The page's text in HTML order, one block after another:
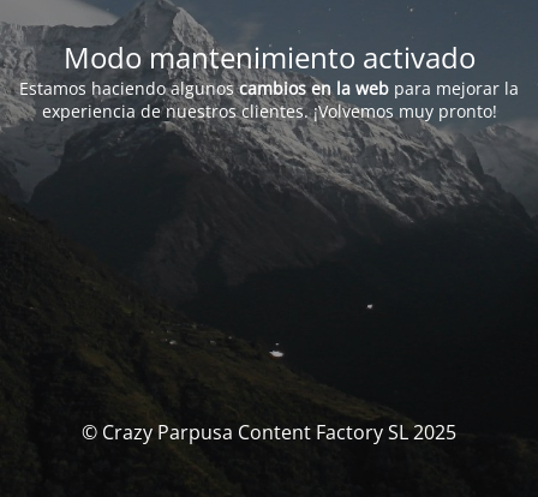
Modo mantenimiento activado
Estamos haciendo algunoscambios en la web para mejorar la
experiencia de nuestros clientes. ¡Volvemos muy pronto!
© Crazy Parpusa Content Factory SL 2025